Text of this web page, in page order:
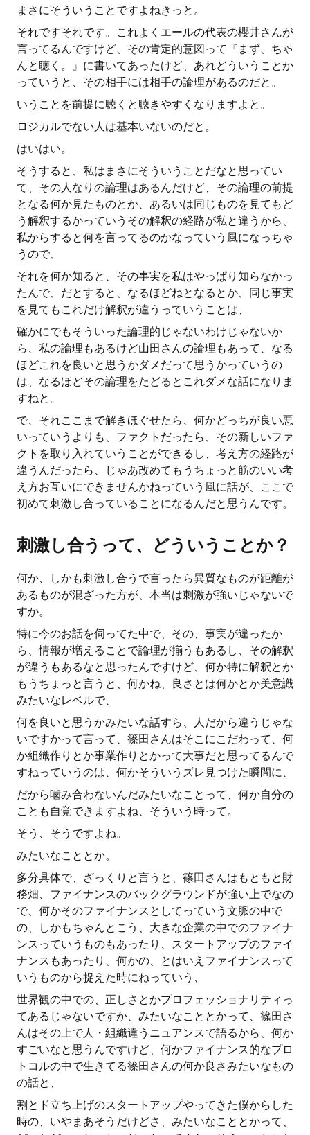
まさにそういうことですよねきっと。
それですそれです。これよくエールの代表の櫻井さんが
言ってるんですけど、その肯定的意図って『まず、ちゃ
んと聴く。』に書いてあったけど、あれどういうことか
っていうと、その相手には相手の論理があるのだと。
いうことを前提に聴くと聴きやすくなりますよと。
ロジカルでない人は基本いないのだと。
はいはい。
そうすると、私はまさにそういうことだなと思ってい
て、その人なりの論理はあるんだけど、その論理の前提
となる何か見たものとか、あるいは同じものを見てもど
う解釈するかっていうその解釈の経路が私と違うから、
私からすると何を言ってるのかなっていう風になっちゃ
うので、
それを何か知ると、その事実を私はやっぱり知らなかっ
たんで、だとすると、なるほどねとなるとか、同じ事実
を見てもこれだけ解釈が違うっていうことは、
確かにでもそういった論理的じゃないわけじゃないか
ら、私の論理もあるけど山田さんの論理もあって、なる
ほどこれを良いと思うかダメだって思うかっていうの
は、なるほどその論理をたどるとこれダメな話になりま
すねと。
で、それここまで解きほぐせたら、何かどっちが良い悪
いっていうよりも、ファクトだったら、その新しいファ
クトを取り入れていうことができるし、考え方の経路が
違うんだったら、じゃあ改めてもうちょっと筋のいい考
え方お互いにできませんかねっていう風に話が、ここで
初めて刺激し合っていることになるんだと思うんです。
刺激し合うって、どういうことか？
何か、しかも刺激し合うで言ったら異質なものが距離が
あるものが混ざった方が、本当は刺激が強いじゃないで
すか。
特に今のお話を伺ってた中で、その、事実が違ったか
ら、情報が増えることで論理が揃うもあるし、その解釈
が違うもあるなと思ったんですけど、何か特に解釈とか
もうちょっと言うと、何かね、良さとは何かとか美意識
みたいなレベルで、
何を良いと思うかみたいな話すら、人だから違うじゃな
いですかって言って、篠田さんはそこにこだわって、何
か組織作りとか事業作りとかって大事だと思ってるんで
すねっていうのは、何かそういうズレ見つけた瞬間に、
だから噛み合わないんだみたいなことって、何か自分の
ことも自覚できますよね、そういう時って。
そう、そうですよね。
みたいなこととか。
多分具体で、ざっくりと言うと、篠田さんはもともと財
務畑、ファイナンスのバックグラウンドが強い上でなの
で、何かそのファイナンスとしてっていう文脈の中で
の、しかもちゃんとこう、大きな企業の中でのファイナ
ンスっていうものもあったり、スタートアップのファイ
ナンスもあったり、何かの、とはいえファイナンスって
いうものから捉えた時にねっていう、
世界観の中での、正しさとかプロフェッショナリティっ
てあるじゃないですか、みたいなこととかって、篠田さ
んはその上で人・組織違うニュアンスで語るから、何か
すごいなと思うんですけど、何かファイナンス的なプロ
トコルの中で生きてる篠田さんの何か良さみたいなもの
の話と、
割とド立ち上げのスタートアップやってきた僕からした
時の、いやまあそうだけどさ、みたいなこととかって、